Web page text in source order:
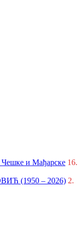
Чешке и Мађарске 16.
(1950 – 2026) 2.